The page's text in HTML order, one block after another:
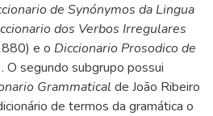
de Synónymos da Lingua
dos Verbos Irregulares
e o Diccionario Prosodico de
O segundo subgrupo possui
Grammatical de João Ribeiro
de termos da gramática o